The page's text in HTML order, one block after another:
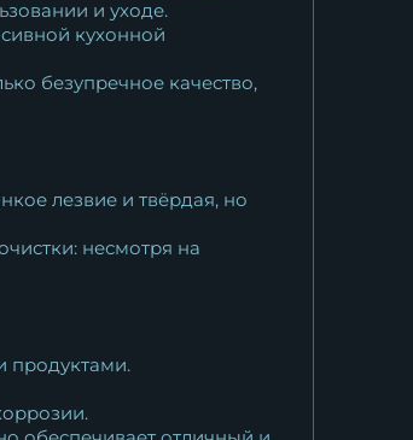
и уходе.
кухонной
безупречное качество,
лезвие и твёрдая, но
несмотря на
продуктами.